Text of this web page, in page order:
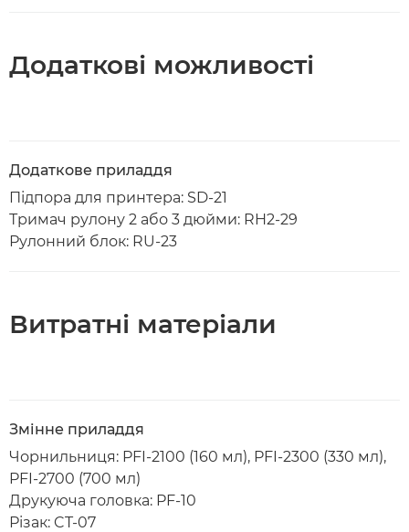
Додаткові можливості
Додаткове приладдя
Підпора для принтера: SD-21
Тримач рулону 2 або 3 дюйми: RH2-29
Рулонний блок: RU-23
Витратні матеріали
Змінне приладдя
Чорнильниця: PFI-2100 (160 мл), PFI-2300 (330 мл),
PFI-2700 (700 мл)
Друкуюча головка: PF-10
Різак: CT-07